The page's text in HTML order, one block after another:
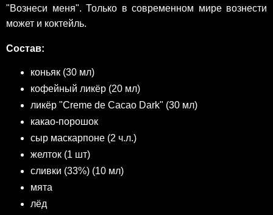
"Вознеси меня". Только в современном мире вознести
может и коктейль.
Состав:
коньяк (30 мл)
кофейный ликёр (20 мл)
ликёр "Сreme de Cacao Dark" (30 мл)
какао-порошок
сыр маскарпоне (2 ч.л.)
желток (1 шт)
сливки (33%) (10 мл)
мята
лёд